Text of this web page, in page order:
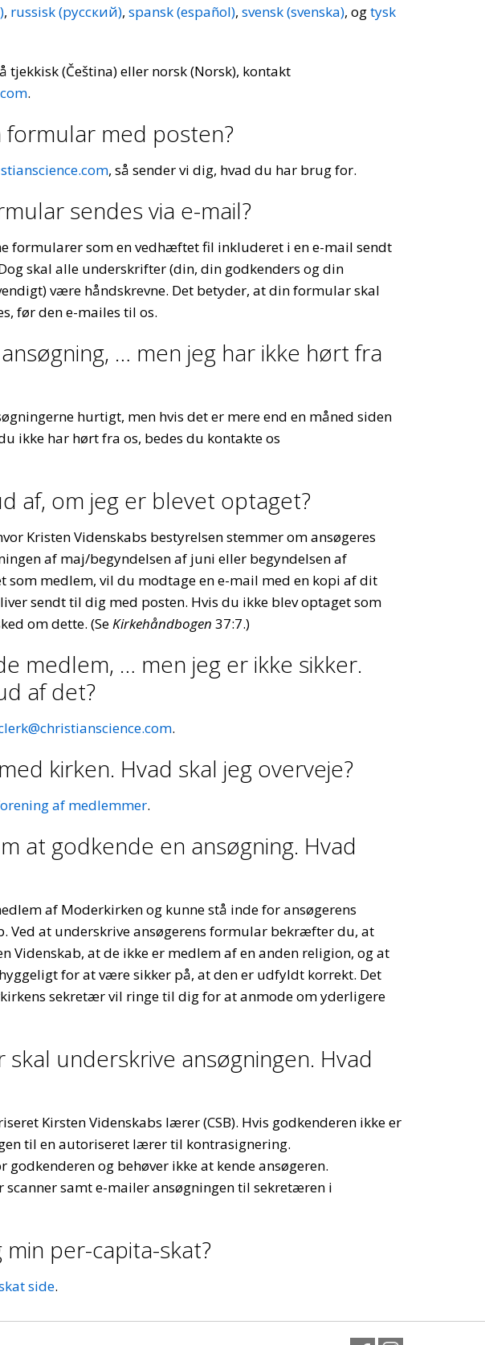
, russisk (pусский), spansk (español), svensk (svenska), ogtysk
tjekkisk (Čeština) eller norsk (Norsk), kontakt
.
formular med posten?
, så sender vi dig, hvad du har brug for.
sendes via e-mail?
formularer som en vedhæftet fil inkluderet i en e-mail sendt
skal alle underskrifter (din, din godkenders og din
være håndskrevne. Det betyder, at din formular skal
før den e-mailes til os.
… men jeg har ikke hørt fra
hurtigt, men hvis det er mere end en måned siden
ikke har hørt fra os, bedes du kontakte os
af, om jeg er blevet optaget?
Kristen Videnskabs bestyrelsen stemmer om ansøgeres
af maj/begyndelsen af juni eller begyndelsen af
som medlem, vil du modtage en e-mail med en kopi af dit
sendt til dig med posten. Hvis du ikke blev optaget som
om dette. (SeKirkehåndbogen 37:7.)
medlem, … men jeg er ikke sikker.
af det?
.
kirken. Hvad skal jeg overveje?
af medlemmer.
at godkende en ansøgning. Hvad
af Moderkirken og kunne stå inde for ansøgerens
Ved at underskrive ansøgerens formular bekræfter du, at
Videnskab, at de ikke er medlem af en anden religion, og at
for at være sikker på, at den er udfyldt korrekt. Det
sekretær vil ringe til dig for at anmode om yderligere
underskrive ansøgningen. Hvad
Kirsten Videnskabs lærer (CSB). Hvis godkenderen ikke er
til en autoriseret lærer til kontrasignering.
og behøver ikke at kende ansøgeren.
scanner samt e-mailer ansøgningen til sekretæren i
per-capita-skat?
side.